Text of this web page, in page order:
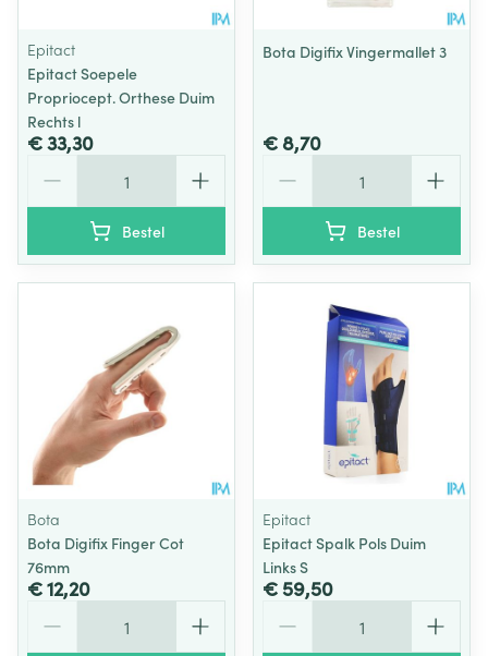
Epitact
Epitact Soepele
Propriocept. Orthese Duim
Rechts l
€ 33,30
Bestel
Bota Digifix Vingermallet 3
€ 8,70
Bestel
Bota
Bota Digifix Finger Cot
76mm
€ 12,20
Epitact
Epitact Spalk Pols Duim
Links S
€ 59,50